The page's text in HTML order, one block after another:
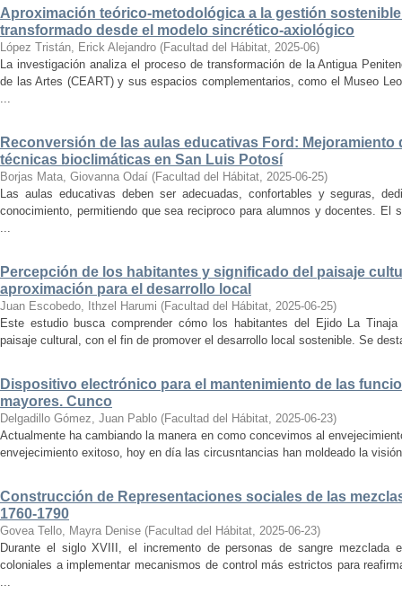
Aproximación teórico-metodológica a la gestión
transformado desde el modelo sincrético-axiológico
López Tristán, Erick Alejandro (Facultad del Hábitat, 2025-06)
La investigación analiza el proceso de transformación de la Antigua
de las Artes (CEART) y sus espacios complementarios, como el Museo
...
Reconversión de las aulas educativas Ford:
técnicas bioclimáticas en San Luis Potosí
Borjas Mata, Giovanna Odaí (Facultad del Hábitat, 2025-06-25)
Las aulas educativas deben ser adecuadas, confortables y seguras,
conocimiento, permitiendo que sea reciproco para alumnos y docentes. El
...
Percepción de los habitantes y significado del paisaje
aproximación para el desarrollo local
Juan Escobedo, Ithzel Harumi (Facultad del Hábitat, 2025-06-25)
Este estudio busca comprender cómo los habitantes del Ejido La
paisaje cultural, con el fin de promover el desarrollo local sostenible. Se
Dispositivo electrónico para el mantenimiento de las
mayores. Cunco
Delgadillo Gómez, Juan Pablo (Facultad del Hábitat, 2025-06-23)
Actualmente ha cambiando la manera en como concevimos al
envejecimiento exitoso, hoy en día las circusntancias han moldeado la
Construcción de Representaciones sociales de las
1760-1790
Govea Tello, Mayra Denise (Facultad del Hábitat, 2025-06-23)
Durante el siglo XVIII, el incremento de personas de sangre
coloniales a implementar mecanismos de control más estrictos para
...